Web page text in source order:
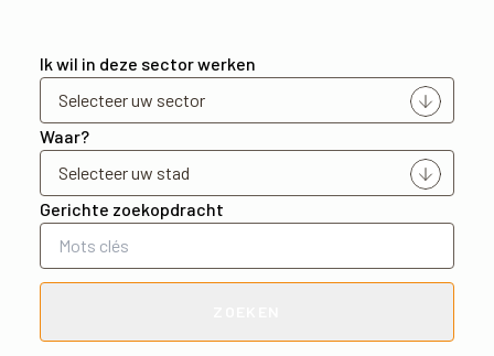
Ik wil in deze sector werken
Waar?
Gerichte zoekopdracht